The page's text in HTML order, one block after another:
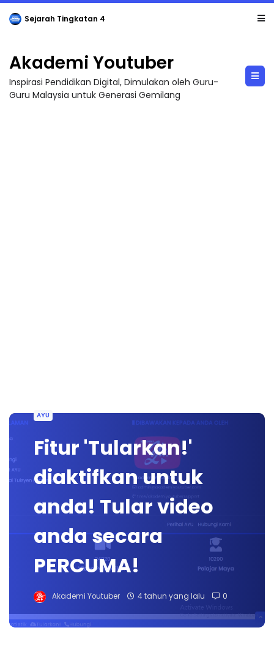
Sejarah Tingkatan 4
Akademi Youtuber
Inspirasi Pendidikan Digital, Dimulakan oleh Guru-
Guru Malaysia untuk Generasi Gemilang
AYU
Fitur 'Tularkan!'
diaktifkan untuk
anda! Tular video
anda secara
PERCUMA!
Akademi Youtuber 4 tahun yang lalu 0